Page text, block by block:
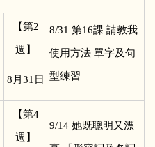
【第2
週】
8 月31日
8/31 第16課 請教我
使用方法 單字及句
型練習
【第4
週】
9/14 她既聰明又漂